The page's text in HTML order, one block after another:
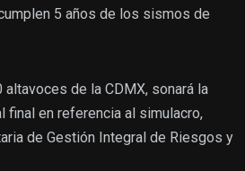
5 años de los sismos de
de la CDMX, sonará la
final en referencia al simulacro,
de Gestión Integral de Riesgos y